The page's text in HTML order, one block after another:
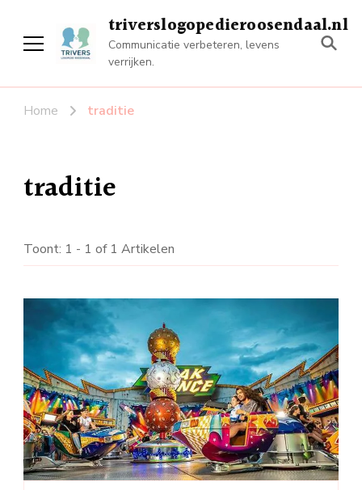
triverslogopedieroosendaal.nl
Communicatie verbeteren, levens
verrijken.
Home traditie
traditie
Toont: 1 - 1 of 1 Artikelen